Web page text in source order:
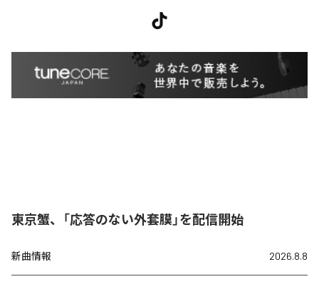
東京蟹、「応答のない外套膜」を配信開始
新曲情報 2026.8.8